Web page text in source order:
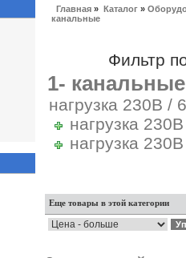
Главная » Каталог »
канальные
Фильтр
1- канальные
нагрузка 230В /
нагрузка
нагрузка
Еще товары в этой категории